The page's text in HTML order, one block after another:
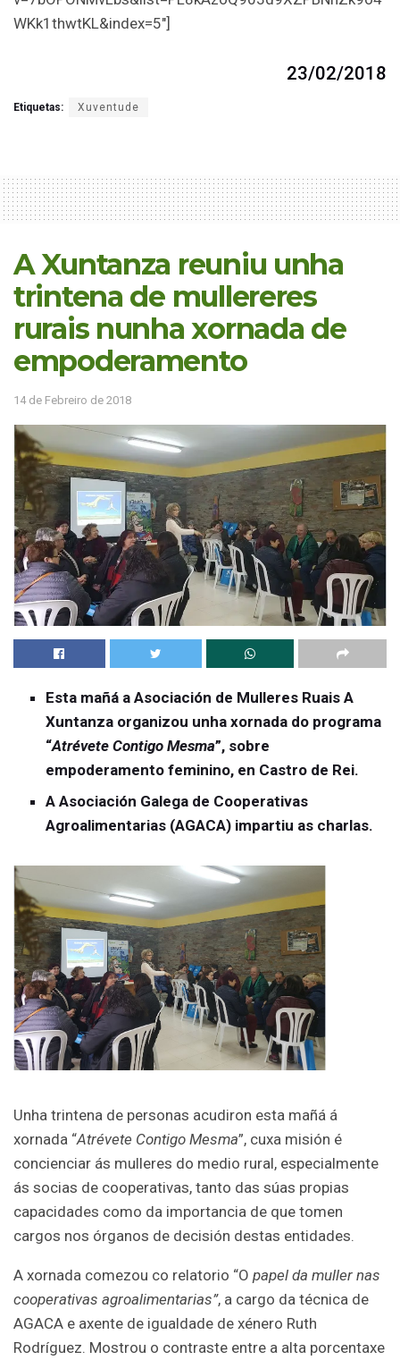
WKk1thwtKL&index=5″]
23/02/2018
Etiquetas: Xuventude
A Xuntanza reuniu unha
trintena de mullereres
rurais nunha xornada de
empoderamento
14 de Febreiro de 2018
Esta mañá a Asociación de Mulleres Ruais A
Xuntanza organizou unha xornada do programa
“Atrévete Contigo Mesma”, sobre
empoderamento feminino, en Castro de Rei.
A Asociación Galega de Cooperativas
Agroalimentarias (AGACA) impartiu as charlas.
Unha trintena de personas acudiron esta mañá á
xornada “Atrévete Contigo Mesma”, cuxa misión é
concienciar ás mulleres do medio rural, especialmente
ás socias de cooperativas, tanto das súas propias
capacidades como da importancia de que tomen
cargos nos órganos de decisión destas entidades.
A xornada comezou co relatorio “O papel da muller nas
cooperativas agroalimentarias”, a cargo da técnica de
AGACA e axente de igualdade de xénero Ruth
Rodríguez. Mostrou o contraste entre a alta porcentaxe